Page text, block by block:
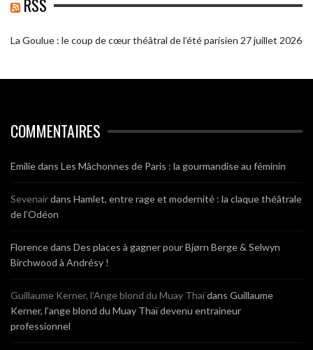
RSS
La Goulue : le coup de cœur théâtral de l’été parisien 27 juillet 2026
COMMENTAIRES
Emiliedans Les Mâchonnes de Paris : la gourmandise au féminin
Sevenairdans Hamlet, entre rage et modernité : la claque théâtrale
de l’Odéon
Florencedans Des places à gagner pour Bjørn Berge & Selwyn
Birchwood à Andrésy !
Guillaume Kerner, l’Ange blond du Muay Thaïdans Guillaume
Kerner, l’ange blond du Muay Thaï devenu entraineur
professionnel